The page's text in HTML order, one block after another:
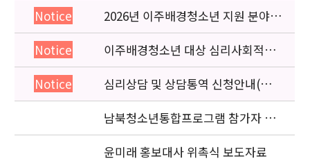
Notice
2026년 이주배경청소년 지원 분야
종사자 역량강화 교육 일정 안내
Notice
이주배경청소년 대상 심리사회적응
검사 연수동영상 개편 안내
Notice
심리상담 및 상담통역 신청안내(의뢰
서첨부)
남북청소년통합프로그램 참가자 공
고
윤미래 홍보대사 위촉식 보도자료